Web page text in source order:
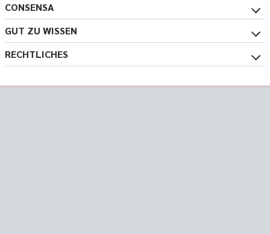
CONSENSA
GUT ZU WISSEN
RECHTLICHES